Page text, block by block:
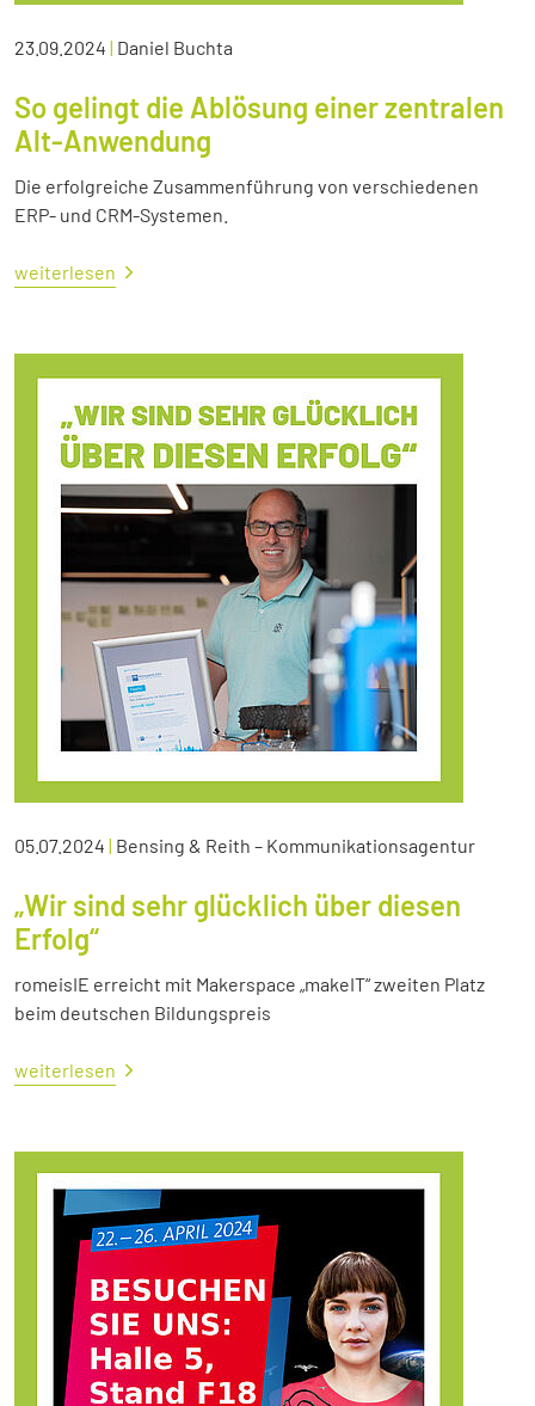
23.09.2024 | Daniel Buchta
So gelingt die Ablösung einer zentralen
Alt-Anwendung
Die erfolgreiche Zusammenführung von verschiedenen
ERP- und CRM-Systemen.
weiterlesen
05.07.2024 | Bensing & Reith – Kommunikationsagentur
„Wir sind sehr glücklich über diesen
Erfolg“
romeisIE erreicht mit Makerspace „makeIT“ zweiten Platz
beim deutschen Bildungspreis
weiterlesen